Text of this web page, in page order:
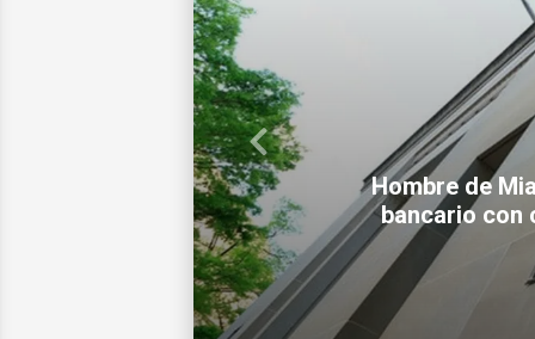
Hombre de
bancario con
Detienen a un
Previous